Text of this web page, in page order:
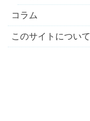
コラム
このサイトについて